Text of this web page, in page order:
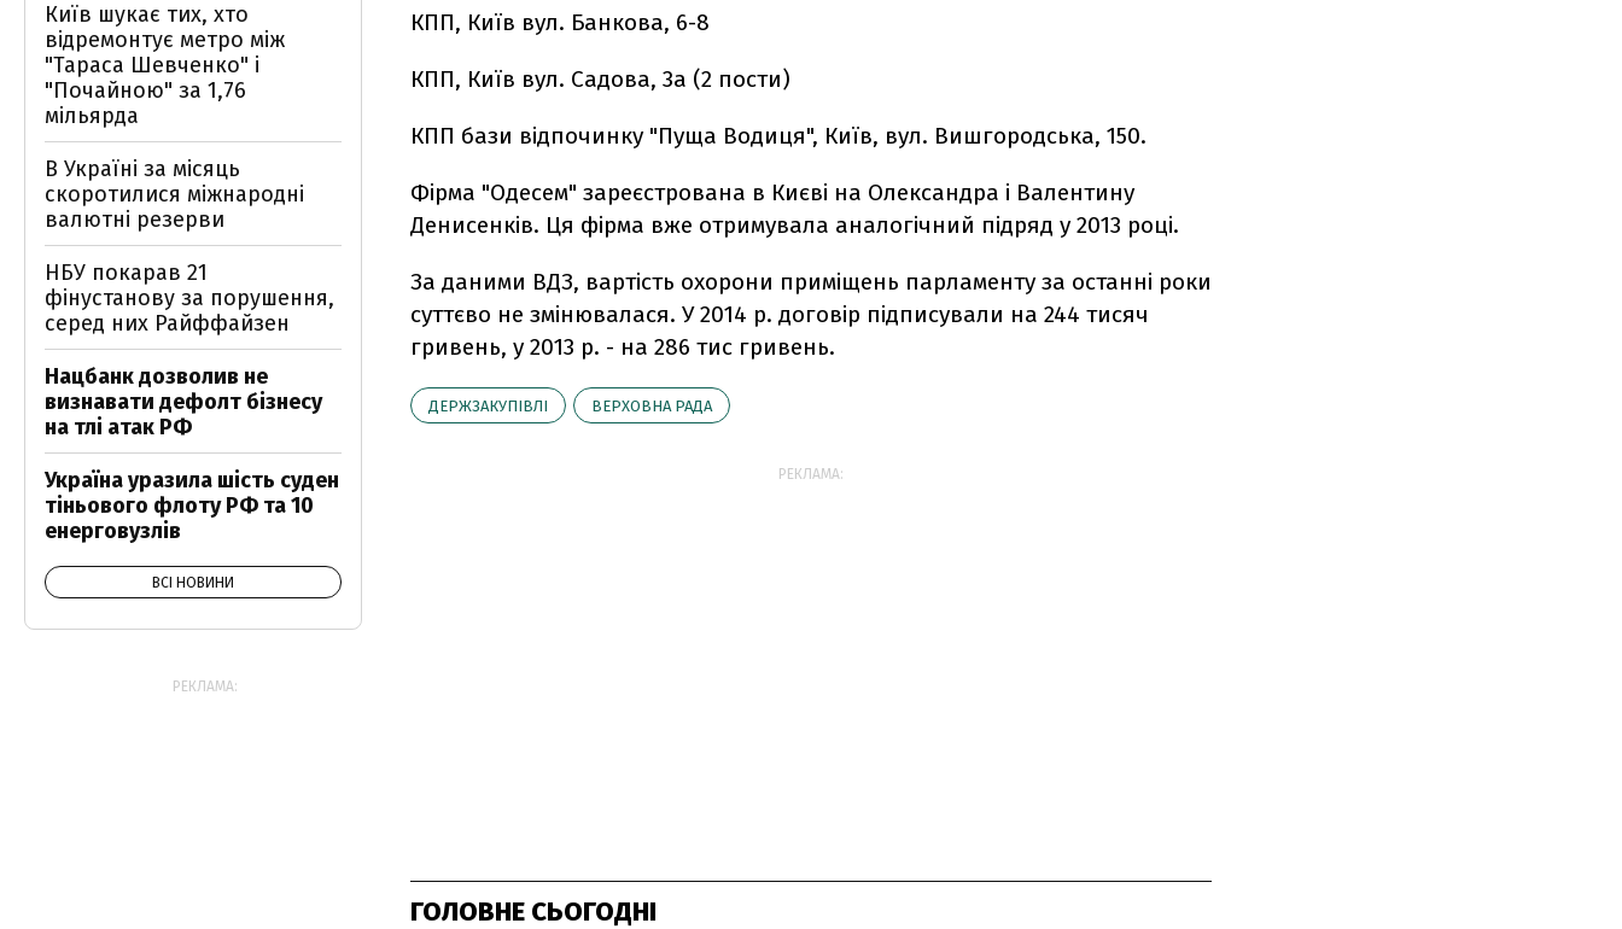
КПП, Київ вул. Банкова, 6-8
КПП, Київ вул. Садова, 3а (2 пости)
КПП бази відпочинку "Пуща Водиця", Київ, вул. Вишгородська, 150.
Фірма "Одесем" зареєстрована в Києві на Олександра і Валентину
Денисенків. Ця фірма вже отримувала аналогічний підряд у 2013 році.
За даними ВДЗ, вартість охорони приміщень парламенту за останні роки
суттєво не змінювалася. У 2014 р. договір підписували на 244 тисяч
гривень, у 2013 р. - на 286 тис гривень.
ДЕРЖЗАКУПІВЛІ ВЕРХОВНА РАДА
РЕКЛАМА:
ГОЛОВНЕ СЬОГОДНІ
Київ шукає тих, хто
відремонтує метро між
"Тараса Шевченко" і
"Почайною" за 1,76
мільярда
В Україні за місяць
скоротилися міжнародні
валютні резерви
НБУ покарав 21
фінустанову за порушення,
серед них Райффайзен
Нацбанк дозволив не
визнавати дефолт бізнесу
на тлі атак РФ
Україна уразила шість суден
тіньового флоту РФ та 10
енерговузлів
ВСІ НОВИНИ
РЕКЛАМА: